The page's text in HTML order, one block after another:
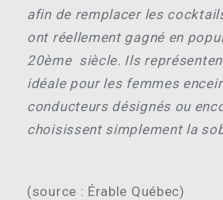
afin de remplacer les
ont réellement gagné en
20ème siècle. Ils
idéale pour les femmes
conducteurs désignés ou
choisissent simplement la
(source : Érable Québec)